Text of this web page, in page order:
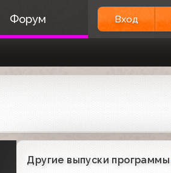
Форум Вход
Другие выпуски программы